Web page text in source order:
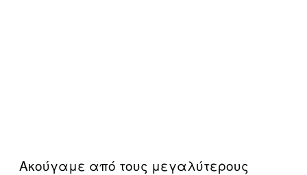
Ακούγαμε από τους μεγαλύτερους